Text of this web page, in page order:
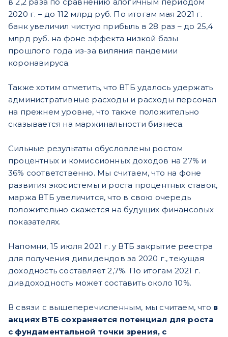
2020 г. – до 112 млрд руб. По итогам мая 2021 г.
банк увеличил чистую прибыль в 28 раз – до 25,4
млрд руб. на фоне эффекта низкой базы
прошлого года из-за виляния пандемии
коронавируса.
Также хотим отметить, что ВТБ удалось удержать
административные расходы и расходы персонал
на прежнем уровне, что также положительно
сказывается на маржинальности бизнеса.
Сильные результаты обусловлены ростом
процентных и комиссионных доходов на 27% и
36% соответственно. Мы считаем, что на фоне
развития экосистемы и роста процентных ставок,
маржа ВТБ увеличится, что в свою очередь
положительно скажется на будущих финансовых
показателях.
Напомни, 15 июля 2021 г. у ВТБ закрытие реестра
для получения дивидендов за 2020 г., текущая
доходность составляет 2,7%. По итогам 2021 г.
дивдоходность может составить около 10%.
В связи с вышеперечисленным, мы считаем, что в
акциях ВТБ сохраняется потенциал для роста
с фундаментальной точки зрения, с